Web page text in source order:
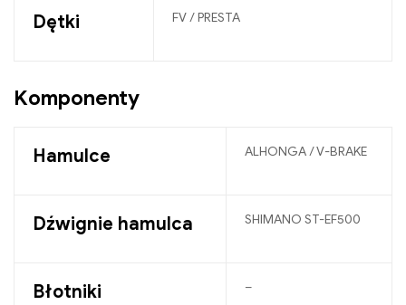
Dętki FV / PRESTA
Komponenty
Hamulce ALHONGA / V-BRAKE
Dźwignie hamulca SHIMANO ST-EF500
Błotniki –